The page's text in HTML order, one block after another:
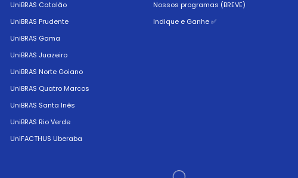
UniBRAS Catalão
UniBRAS Prudente
UniBRAS Gama
UniBRAS Juazeiro
UniBRAS Norte Goiano
UniBRAS Quatro Marcos
UniBRAS Santa Inês
UniBRAS Rio Verde
UniFACTHUS Uberaba
Nossos programas (BREVE)
Indique e Ganhe ✅